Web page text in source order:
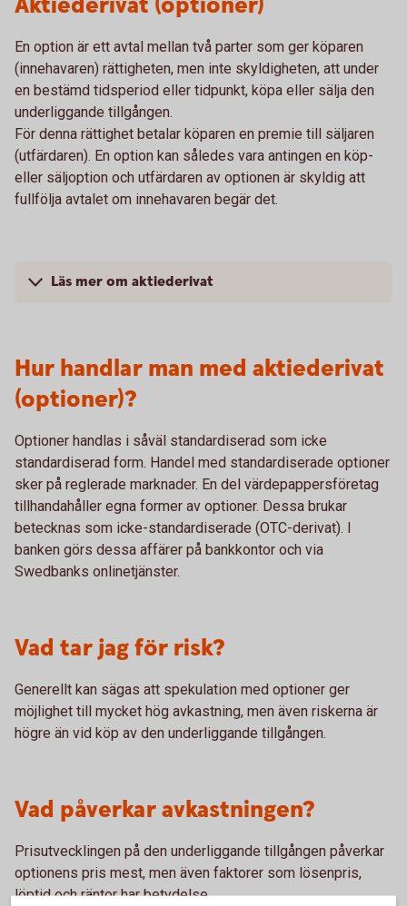
En option är ett avtal mellan två parter som ger köparen
(innehavaren) rättigheten, men inte skyldigheten, att under
en bestämd tidsperiod eller tidpunkt, köpa eller sälja den
underliggande tillgången.
För denna rättighet betalar köparen en premie till säljaren
(utfärdaren). En option kan således vara antingen en köp-
eller säljoption och utfärdaren av optionen är skyldig att
fullfölja avtalet om innehavaren begär det.
Läs mer om aktiederivat
Hur handlar man med aktiederivat
(optioner)?
Optioner handlas i såväl standardiserad som icke
standardiserad form. Handel med standardiserade optioner
sker på reglerade marknader. En del värdepappersföretag
tillhandahåller egna former av optioner. Dessa brukar
betecknas som icke-standardiserade (OTC-derivat). I
banken görs dessa affärer på bankkontor och via
Swedbanks onlinetjänster.
Vad tar jag för risk?
Generellt kan sägas att spekulation med optioner ger
möjlighet till mycket hög avkastning, men även riskerna är
högre än vid köp av den underliggande tillgången.
Vad påverkar avkastningen?
Prisutvecklingen på den underliggande tillgången påverkar
optionens pris mest, men även faktorer som lösenpris,
löptid och räntor har betydelse.